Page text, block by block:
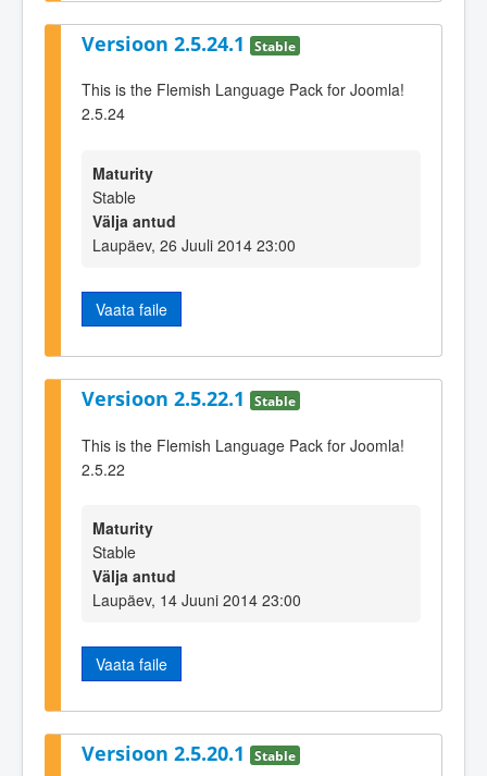
Versioon 2.5.24.1 Stable
This is the Flemish Language Pack for Joomla!
2.5.24
Maturity
Stable
Välja antud
Laupäev, 26 Juuli 2014 23:00
Vaata faile
Versioon 2.5.22.1 Stable
This is the Flemish Language Pack for Joomla!
2.5.22
Maturity
Stable
Välja antud
Laupäev, 14 Juuni 2014 23:00
Vaata faile
Versioon 2.5.20.1 Stable